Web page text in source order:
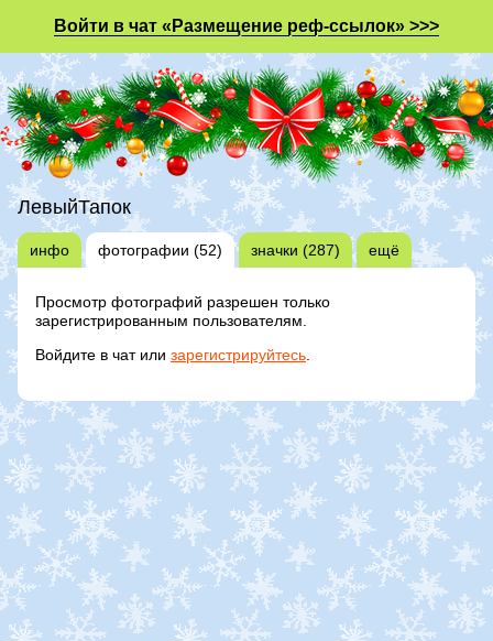
Войти в чат «Размещение реф-ссылок» >>>
ЛевыйТапок
инфо фотографии (52) значки (287) ещё
Просмотр фотографий разрешен только
зарегистрированным пользователям.
Войдите в чат или зарегистрируйтесь